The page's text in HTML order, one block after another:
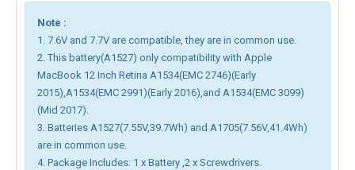
Note :
1. 7.6V and 7.7V are compatible, they are in common use.
2. This battery(A1527) only compatibility with Apple
MacBook 12 Inch Retina A1534(EMC 2746)(Early
2015),A1534(EMC 2991)(Early 2016),and A1534(EMC 3099)
(Mid 2017).
3. Batteries A1527(7.55V,39.7Wh) and A1705(7.56V,41.4Wh)
are in common use.
4. Package Includes: 1 x Battery ,2 x Screwdrivers.